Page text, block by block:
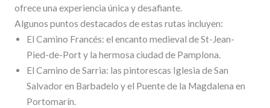
ofrece una experiencia única y desafiante.
Algunos puntos destacados de estas rutas incluyen:
El Camino Francés: el encanto medieval de St-Jean-
Pied-de-Port y la hermosa ciudad de Pamplona.
El Camino de Sarria: las pintorescas Iglesia de San
Salvador en Barbadelo y el Puente de la Magdalena en
Portomarín.